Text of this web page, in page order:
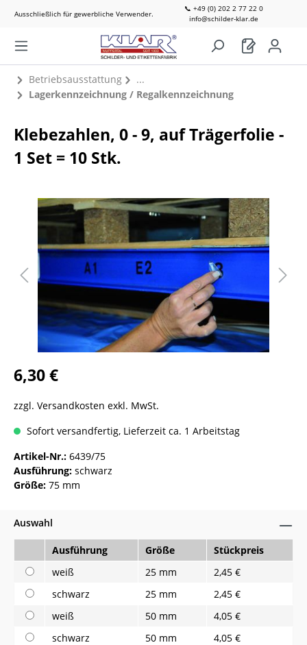
Ausschließlich für gewerbliche Verwender.
📞 +49 (0) 202 2 77 22 0
info@schilder-klar.de
Betriebsausstattung
Lagerkennzeichnung / Regalkennzeichnung
Klebezahlen, 0 - 9, auf Trägerfolie -
1 Set = 10 Stk.
6,30 €
zzgl. Versandkosten exkl. MwSt.
Sofort versandfertig, Lieferzeit ca. 1 Arbeitstag
Artikel-Nr.: 6439/75
Ausführung: schwarz
Größe: 75 mm
Auswahl
Ausführung Größe
Stückpreis
weiß
25 mm
2,45 €
schwarz
25 mm
2,45 €
weiß
50 mm
4,05 €
schwarz
50 mm
4,05 €